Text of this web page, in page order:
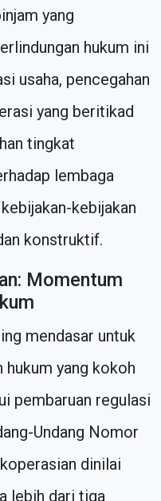
yang
hukum ini
usaha, pencegahan
yang beritikad
tingkat
lembaga
kebijakan
konstruktif.
Momentum
mendasar untuk
hukum yang kokoh
pembaruan regulasi
Undang Nomor
dinilai
lebih dari tiga